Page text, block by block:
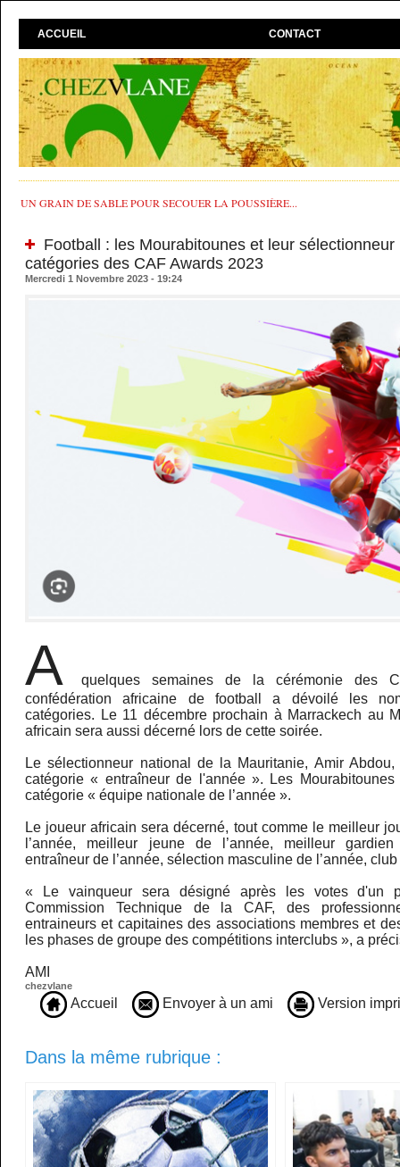
ACCUEIL CONTACT
UN GRAIN DE SABLE POUR SECOUER LA POUSSIÈRE...
Football : les Mourabitounes et leur
catégories des CAF Awards 2023
Mercredi 1 Novembre 2023 - 19:24
A
quelques semaines de la cérémonie des
confédération africaine de football a dévoilé les
catégories. Le 11 décembre prochain à Marrackech au
africain sera aussi décerné lors de cette soirée.
Le sélectionneur national de la Mauritanie, Amir
catégorie « entraîneur de l'année ». Les
catégorie « équipe nationale de l’année ».
Le joueur africain sera décerné, tout comme le meilleur
l’année, meilleur jeune de l’année, meilleur
entraîneur de l’année, sélection masculine de l’année,
« Le vainqueur sera désigné après les votes d'un
Commission Technique de la CAF, des
entraineurs et capitaines des associations membres et
les phases de groupe des compétitions interclubs », a
AMI
chezvlane
Accueil Envoyer à un ami Version
Dans la même rubrique :